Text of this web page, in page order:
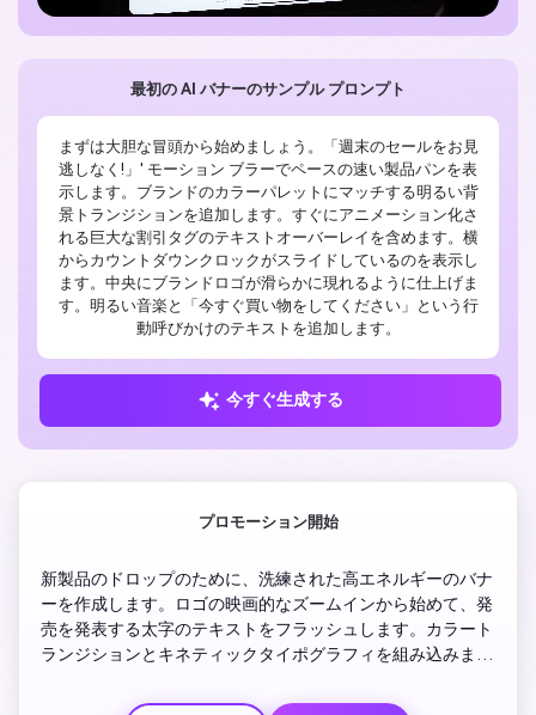
最初の AI バナーのサンプル プロンプト
まずは大胆な冒頭から始めましょう。「週末のセールをお見
逃しなく!」' モーション ブラーでペースの速い製品パンを表
示します。ブランドのカラーパレットにマッチする明るい背
景トランジションを追加します。すぐにアニメーション化さ
れる巨大な割引タグのテキストオーバーレイを含めます。横
からカウントダウンクロックがスライドしているのを表示し
ます。中央にブランドロゴが滑らかに現れるように仕上げま
す。明るい音楽と「今すぐ買い物をしてください」という行
動呼びかけのテキストを追加します。
今すぐ生成する
プロモーション開始
新製品のドロップのために、洗練された高エネルギーのバナ
ーを作成します。ロゴの映画的なズームインから始めて、発
売を発表する太字のテキストをフラッシュします。カラート
ランジションとキネティックタイポグラフィを組み込みま
す。ソーシャル広告の使用に最適な強力な行動呼びかけメッ